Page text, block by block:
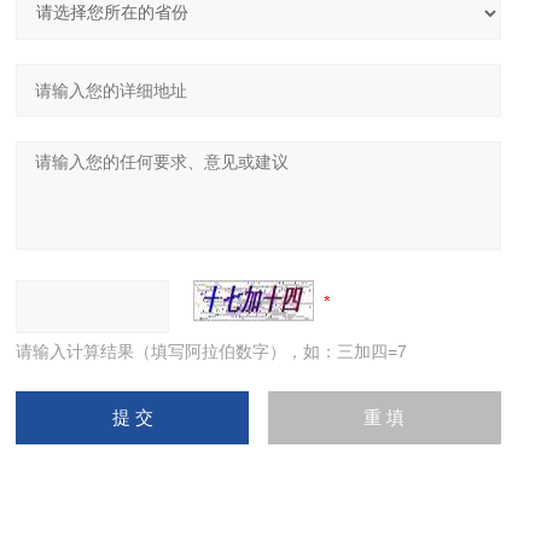
请输入计算结果（填写阿拉伯数字），如：三加四=7